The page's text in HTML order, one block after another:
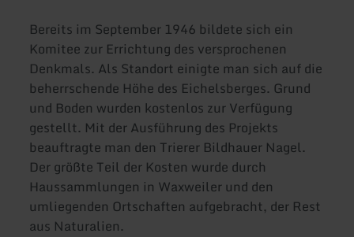
Bereits im September 1946 bildete sich ein
Komitee zur Errichtung des versprochenen
Denkmals. Als Standort einigte man sich auf die
beherrschende Höhe des Eichelsberges. Grund
und Boden wurden kostenlos zur Verfügung
gestellt. Mit der Ausführung des Projekts
beauftragte man den Trierer Bildhauer Nagel.
Der größte Teil der Kosten wurde durch
Haussammlungen in Waxweiler und den
umliegenden Ortschaften aufgebracht, der Rest
aus Naturalien.